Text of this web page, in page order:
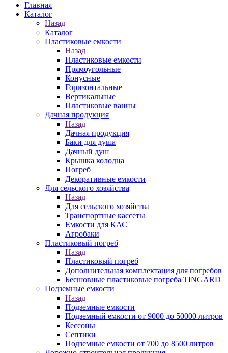
Главная
Каталог
Назад
Каталог
Пластиковые емкости
Назад
Пластиковые емкости
Прямоугольные
Конусные
Горизонтальные
Вертикальные
Пластиковые ванны
Дачная продукция
Назад
Дачная продукция
Баки для душа
Дачный душ
Крышка колодца
Погреб
Декоративные емкости
Для сельского хозяйства
Назад
Для сельского хозяйства
Транспортные кассеты
Емкости для КАС
Агробаки
Пластиковый погреб
Назад
Пластиковый погреб
Дополнительная комплектация для погребов
Бесшовные пластиковые погреба TINGARD
Подземные емкости
Назад
Подземные емкости
Подземный емкости от 9000 до 50000 литров
Кессоны
Септики
Подземные емкости от 700 до 8500 литров